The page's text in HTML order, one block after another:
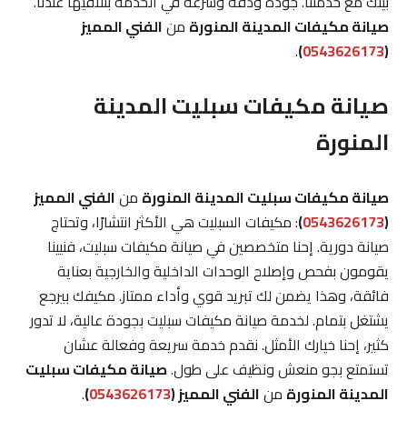
صيانة مكيفات المدينة المنورةمنالفني المميز
0543626173
)
.
صيانة مكيفات سبليت المدينة
المنورة
صيانة مكيفات سبليت المدينة المنورةمنالفني المميز
0543626173
): مكيفات السبليت هي الأكثر انتشارًا، وتحتاج
صيانة دورية. إحنا متخصصين في صيانة مكيفات سبليت، فنيينا
يقومون بفحص وإصلاح الوحدات الداخلية والخارجية بعناية
فائقة، وهذا يضمن لك تبريد قوي وأداء ممتاز. مكيفك بيرجع
يشتغل بتمام. لخدمة صيانة مكيفات سبليت بجودة عالية، لا تدور
كثير، إحنا خيارك الأمثل. نقدم خدمة سريعة وفعالة عشان
تستمتع بجو منعش ونظيف على طول.صيانة مكيفات سبليت
المدينة المنورةمنالفني المميز (0543626173
)
.